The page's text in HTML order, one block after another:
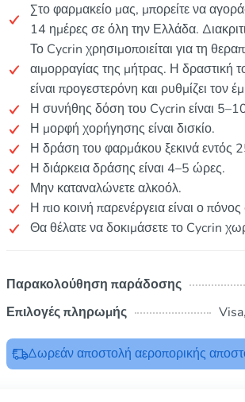
Στο φαρμακείο μας, μπορείτε να
14 ημέρες σε όλη την Ελλάδα.
Το Cycrin χρησιμοποιείται για τη
αιμορραγίας της μήτρας. Η δραστική
είναι προγεστερόνη και ρυθμίζει τον
Η συνήθης δόση του Cycrin είναι
Η μορφή χορήγησης είναι δισκίο.
Η δράση του φαρμάκου ξεκινά εντός
Η διάρκεια δράσης είναι 4–5 ώρες.
Μην καταναλώνετε αλκοόλ.
Η πιο κοινή παρενέργεια είναι ο
Θα θέλατε να δοκιμάσετε το Cycrin
Παρακολούθηση παράδοσης
Επιλογές πληρωμής
Δωρεάν αποστολή αεροπορικής